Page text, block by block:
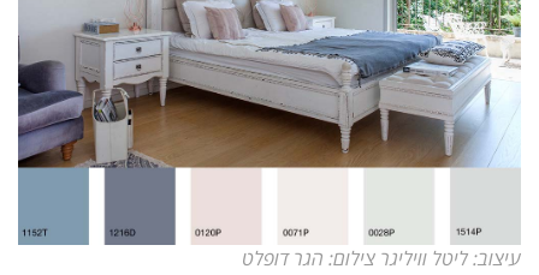
עיצוב: ליטל וויליגר צילום: הגר דופלט